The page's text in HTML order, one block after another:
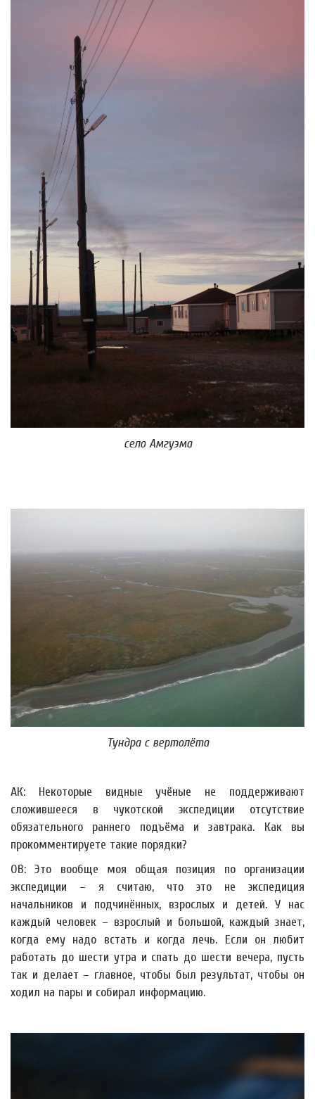
село Амгуэма
Тундра с вертолёта
АК: Некоторые видные учёные не поддерживают
сложившееся в чукотской экспедиции отсутствие
обязательного раннего подъёма и завтрака. Как вы
прокомментируете такие порядки?
ОВ: Это вообще моя общая позиция по организации
экспедиции – я считаю, что это не экспедиция
начальников и подчинённых, взрослых и детей. У нас
каждый человек – взрослый и большой, каждый знает,
когда ему надо встать и когда лечь. Если он любит
работать до шести утра и спать до шести вечера, пусть
так и делает – главное, чтобы был результат, чтобы он
ходил на пары и собирал информацию.